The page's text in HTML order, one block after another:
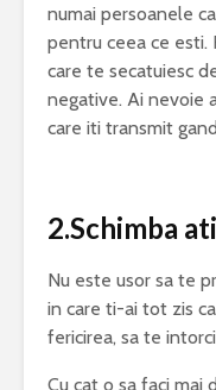
numai persoanele
pentru ceea ce esti.
care te secatuiesc
negative. Ai nevoie
care iti transmit
2.Schimba
Nu este usor sa te
in care ti-ai tot zis
fericirea, sa te
Cu cat o sa faci mai